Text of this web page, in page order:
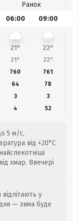
Ранок
06:00 09:00
21° 22°
21° 22°
760 761
64 78
3
3
4 52
5 м/с,
від +20°C
хмар. Ввечері
у
— зима буде